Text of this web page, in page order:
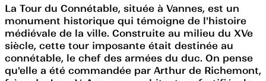
La Tour du Connétable, située à Vannes, est un
monument historique qui témoigne de l'histoire
médiévale de la ville. Construite au milieu du XVe
siècle, cette tour imposante était destinée au
connétable, le chef des armées du duc. On pense
qu'elle a été commandée par Arthur de Richemont,